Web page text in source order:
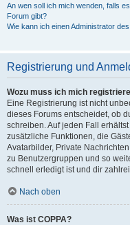
An wen soll ich mich wenden, falls
Forum gibt?
Wie kann ich einen Administrator
Registrierung und
Wozu muss ich mich
Eine Registrierung ist nicht
dieses Forums entscheidet, ob
schreiben. Auf jeden Fall
zusätzliche Funktionen, die
Avatarbilder, Private
zu Benutzergruppen und so
schnell erledigt ist und dir
Nach oben
Was ist COPPA?